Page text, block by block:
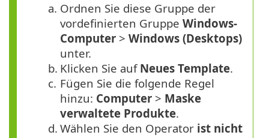
a. Ordnen Sie diese Gruppe der
vordefinierten Gruppe Windows-
Computer > Windows (Desktops)
unter.
b. Klicken Sie auf Neues Template.
c. Fügen Sie die folgende Regel
hinzu: Computer > Maske
verwaltete Produkte.
d. Wählen Sie den Operator ist nicht